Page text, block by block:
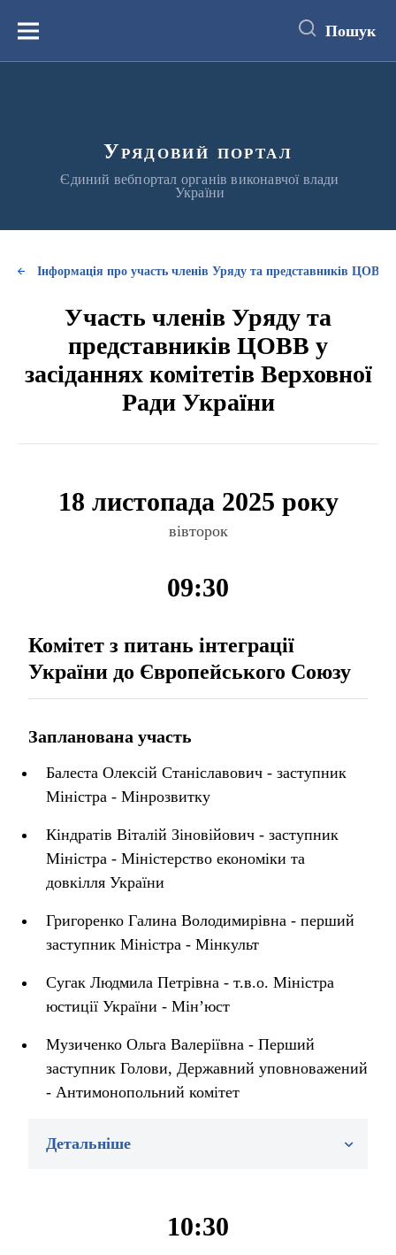
вмістуМеню Пошук
Урядовий портал
Єдиний вебпортал органів виконавчої влади
України
Інформація про участь членів Уряду та представників ЦОВВ
Участь членів Уряду та
представників ЦОВВ у
засіданнях комітетів Верховної
Ради України
18 листопада 2025 року
вівторок
09:30
Комітет з питань інтеграції
України до Європейського Союзу
Запланована участь
Балеста Олексій Станіславович - заступник
Міністра - Мінрозвитку
Кіндратів Віталій Зіновійович - заступник
Міністра - Міністерство економіки та
довкілля України
Григоренко Галина Володимирівна - перший
заступник Міністра - Мінкульт
Сугак Людмила Петрівна - т.в.о. Міністра
юстиції України - Мін’юст
Музиченко Ольга Валеріївна - Перший
заступник Голови, Державний уповноважений
- Антимонопольний комітет
Детальніше
10:30